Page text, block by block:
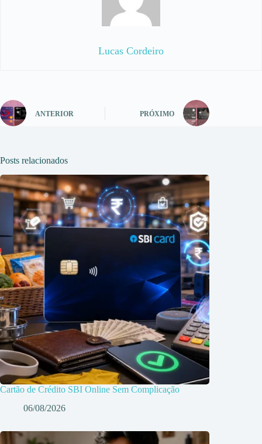
Lucas Cordeiro
ANTERIOR PRÓXIMO
Posts relacionados
Cartão de Crédito SBI Online Sem Complicação
06/08/2026